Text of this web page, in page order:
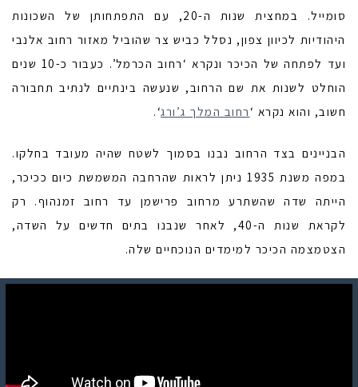
סומייל. במחצית שנות ה-20, עם התפתחותן של השכונות
היהודיות לכיוון צפון, נסלל כביש צר שהוביל מאזור רחוב אלנבי
ועד לפתחה של הכיכר ונקרא ‘רחוב הכרמל’. כעבור כ-10 שנים
הוחלט לשנות את שם הרחוב, שנעשה בינתיים לנתיב תחבורה
חשוב, והוא נקרא ‘רחוב המלך ג’ורג‘.
הבניינים בצד הרחוב נבנו בסמוך לשטח שהיה מעובד בחלקו.
במפה משנת 1935 ניתן לראות שהרחבה המשמשת כיום ככיכר,
הייתה שדה שהשתרע מרחוב פרישמן עד רחוב זמנהוף. רק
לקראת שנות ה-40, לאחר שנבנו בתים חדשים על השדה,
הצטמצמה הכיכר למימדים הנוכחיים שלה.